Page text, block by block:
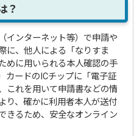
？
インターネット等）で申請や
に、他人による「なりすま
めに用いられる本人確認の手
カードのICチップに「電子証
これを用いて申請書などの情
り、確かに利用者本人が送付
きるため、安全なオンライン